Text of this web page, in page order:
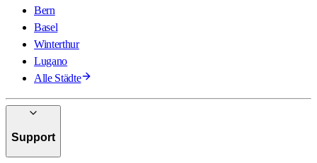
Bern
Basel
Winterthur
Lugano
Alle Städte
Support